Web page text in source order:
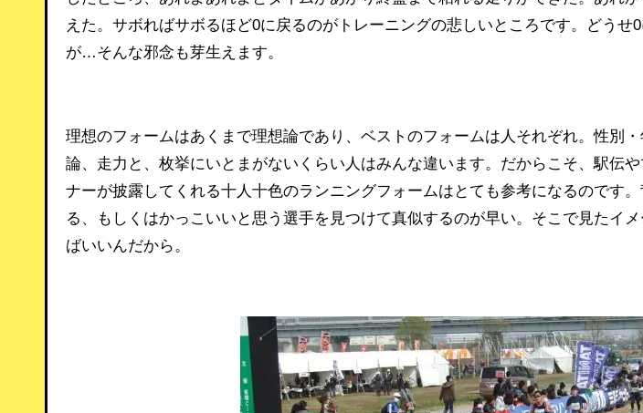
えた。サボればサボるほど0に戻るのがトレーニングの悲しいところです。どうせ
が…そんな邪念も芽生えます。
理想のフォームはあくまで理想論であり、ベストのフォームは人それぞれ。性別
論、走力と、枚挙にいとまがないくらい人はみんな違います。だからこそ、駅伝
ナーが披露してくれる十人十色のランニングフォームはとても参考になるのです
る、もしくはかっこいいと思う選手を見つけて真似するのが早い。そこで見たイ
ばいいんだから。